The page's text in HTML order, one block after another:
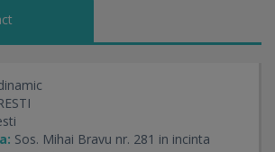
interventionala non-vasculara
interventionala vasculara de
interventionala vasculara de
rezervor SC PT chemoinfuzie intra-
Sos. Mihai Bravu nr. 281 in incinta